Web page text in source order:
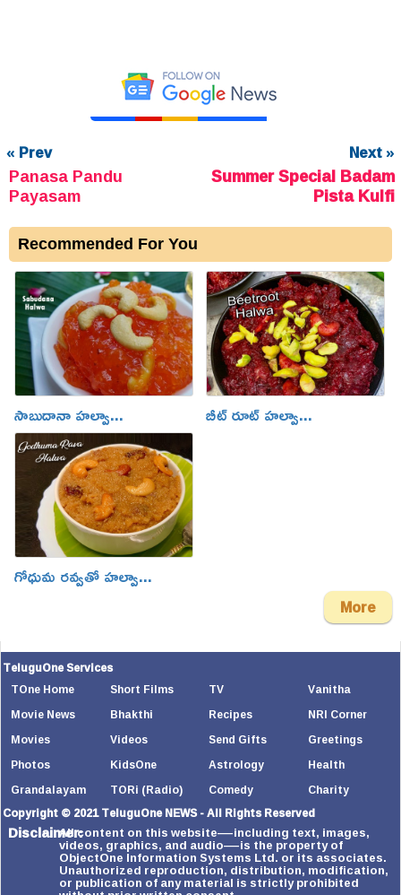
« Prev
Panasa Pandu
Payasam
Next »
Summer Special Badam
Pista Kulfi
Recommended For You
సాబుదానా హల్వా... బీట్ రూట్ హల్వా...
గోధుమ రవ్వతో హల్వా...
More
TeluguOne Services
TOne Home
Movie News
Movies
Photos
Grandalayam
Short Films
Bhakthi
Videos
KidsOne
TORi (Radio)
TV
Recipes
Send Gifts
Astrology
Comedy
Vanitha
NRI Corner
Greetings
Health
Charity
Copyright © 2021 TeluguOne NEWS - All Rights Reserved
Disclaimer:All content on this website—including text, images,
videos, graphics, and audio—is the property of
ObjectOne Information Systems Ltd. or its associates.
Unauthorized reproduction, distribution, modification,
or publication of any material is strictly prohibited